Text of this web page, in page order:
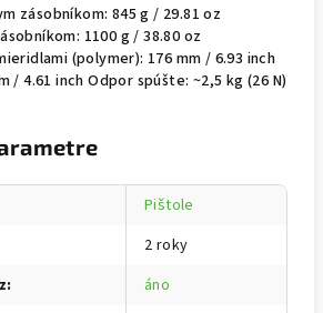
zásobníkom: 845 g / 29.81 oz
1100 g / 38.80 oz
(polymer): 176 mm / 6.93 inch
/ 4.61 inch Odpor spúšte: ~2,5 kg (26 N)
Pištole
2 roky
:
áno